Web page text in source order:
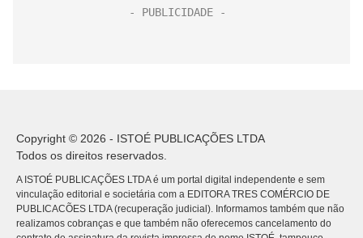
Copyright © 2026 - ISTOÉ PUBLICAÇÕES LTDA
Todos os direitos reservados.
A ISTOÉ PUBLICAÇÕES LTDA é um portal digital independente e sem
vinculação editorial e societária com a EDITORA TRES COMÉRCIO DE
PUBLICACÕES LTDA (recuperação judicial). Informamos também que não
realizamos cobranças e que também não oferecemos cancelamento do